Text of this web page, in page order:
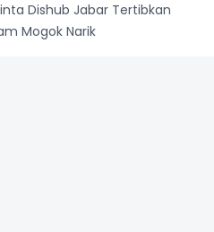
Dishub Jabar Tertibkan
Mogok Narik